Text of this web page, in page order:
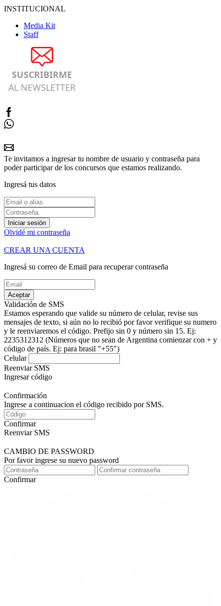
INSTITUCIONAL
Media Kit
Staff
SUSCRIBIRME
AL NEWSLETTER
Te invitamos a ingresar tu nombre de usuario y contraseña para
poder participar de los concursos que estamos realizando.
Ingresá tus datos
Iniciar sesión
Olvidé mi contraseña
CREAR UNA CUENTA
Ingresá su correo de Email para recuperar contraseña
Aceptar
Validación de SMS
Estamos esperando que valide su número de celular, revise sus
mensajes de texto, si aún no lo recibió por favor verifique su numero
y le reenviaremos el código. Prefijo sin 0 y número sin 15. Ej:
2235312312 (Números que no sean de Argentina comienzar con + y
código de país. Ej: para brasil "+55")
Celular
Reenviar SMS
Ingresar código
Confirmación
Ingrese a continuacion el código recibido por SMS.
Confirmar
Reenviar SMS
CAMBIO DE PASSWORD
Por favor ingrese su nuevo password
Confirmar